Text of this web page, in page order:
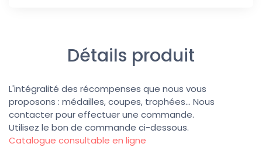
Détails produit
L'intégralité des récompenses que nous vous
proposons : médailles, coupes, trophées... Nous
contacter pour effectuer une commande.
Utilisez le bon de commande ci-dessous.
Catalogue consultable en ligne